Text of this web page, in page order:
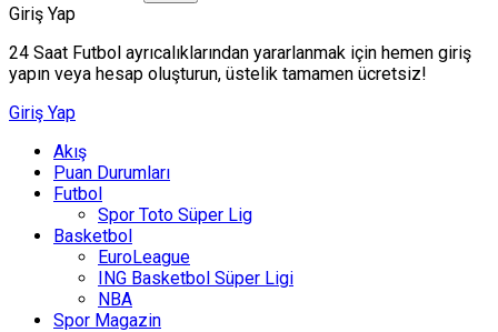
Giriş Yap
24 Saat Futbol ayrıcalıklarından yararlanmak için hemen giriş
yapın veya hesap oluşturun, üstelik tamamen ücretsiz!
Giriş Yap
Akış
Puan Durumları
Futbol
Spor Toto Süper Lig
Basketbol
EuroLeague
ING Basketbol Süper Ligi
NBA
Spor Magazin